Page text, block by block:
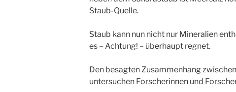
Staub-Quelle.
Staub kann nun nicht nur Mineralien
es – Achtung! – überhaupt regnet.
Den besagten Zusammenhang
untersuchen Forscherinnen und